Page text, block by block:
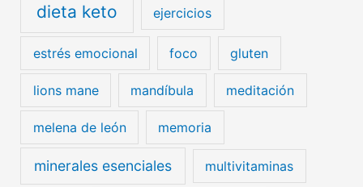
dieta keto ejercicios
estrés emocional foco gluten
lions mane mandíbula meditación
melena de león memoria
minerales esenciales multivitaminas